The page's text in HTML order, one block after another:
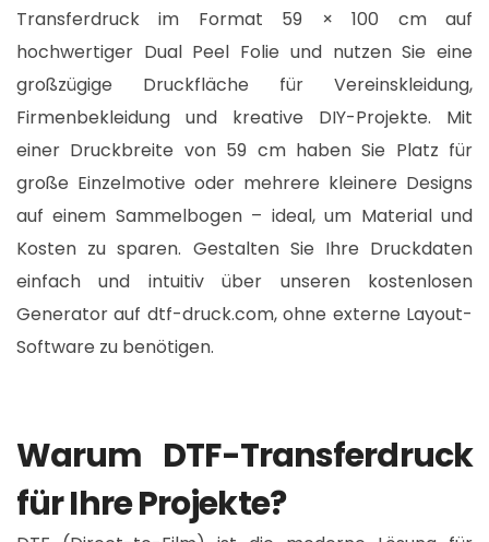
Transferdruck im Format 59 × 100 cm auf
hochwertiger Dual Peel Folie und nutzen Sie eine
großzügige Druckfläche für Vereinskleidung,
Firmenbekleidung und kreative DIY-Projekte. Mit
einer Druckbreite von 59 cm haben Sie Platz für
große Einzelmotive oder mehrere kleinere Designs
auf einem Sammelbogen – ideal, um Material und
Kosten zu sparen. Gestalten Sie Ihre Druckdaten
einfach und intuitiv über unseren kostenlosen
Generator auf dtf-druck.com, ohne externe Layout-
Software zu benötigen.​
Warum DTF-Transferdruck
für Ihre Projekte?